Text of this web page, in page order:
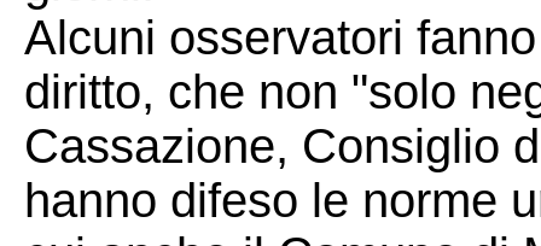
Alcuni osservatori
diritto, che non "solo
Cassazione, Consiglio
hanno difeso le norme